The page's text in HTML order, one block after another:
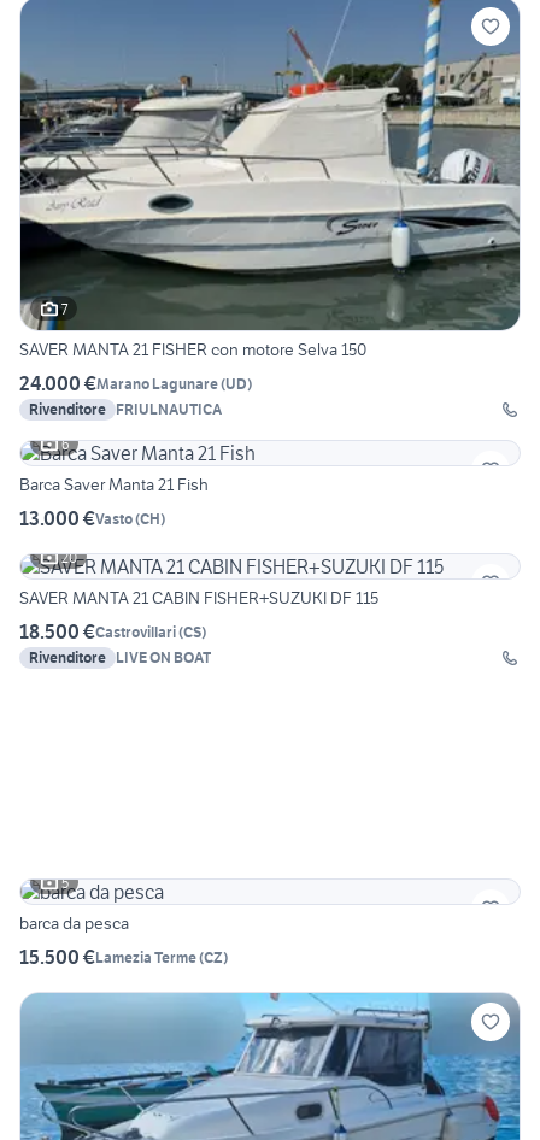
7
SAVER MANTA 21 FISHER con motore Selva 150
24.000 €Marano Lagunare(UD)
Rivenditore FRIULNAUTICA
6
Barca Saver Manta 21 Fish
13.000 €Vasto(CH)
20
SAVER MANTA 21 CABIN FISHER+SUZUKI DF 115
18.500 €Castrovillari(CS)
Rivenditore LIVE ON BOAT
5
barca da pesca
15.500 €Lamezia Terme(CZ)